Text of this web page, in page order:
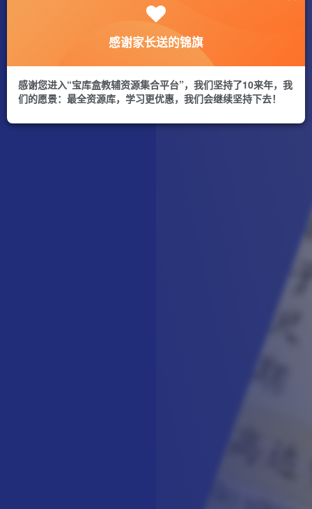
感谢家长送的锦旗
感谢您进入“宝库盒教辅资源集合平台”，我们坚持了10来年，我
们的愿景：最全资源库，学习更优惠，我们会继续坚持下去！